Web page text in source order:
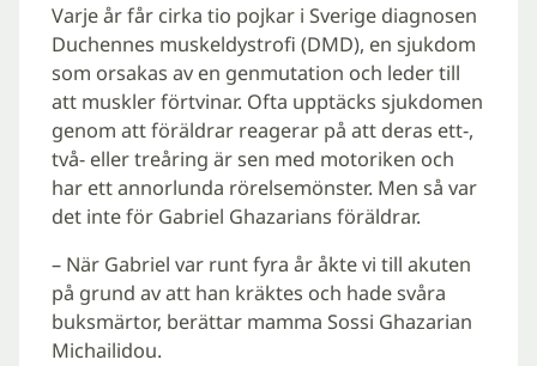
Varje år får cirka tio pojkar i Sverige diagnosen
Duchennes muskeldystrofi (DMD), en sjukdom
som orsakas av en genmutation och leder till
att muskler förtvinar. Ofta upptäcks sjukdomen
genom att föräldrar reagerar på att deras ett-,
två- eller treåring är sen med motoriken och
har ett annorlunda rörelsemönster. Men så var
det inte för Gabriel Ghazarians föräldrar.
– När Gabriel var runt fyra år åkte vi till akuten
på grund av att han kräktes och hade svåra
buksmärtor, berättar mamma Sossi Ghazarian
Michailidou.